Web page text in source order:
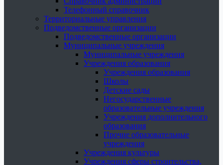
Телефонный справочник
Территориальные управления
Подведомственные организации
Подведомственные организации
Муниципальные учреждения
Муниципальные учреждения
Учреждения образования
Учреждения образования
Школы
Детские сады
Негосударственные
образовательные учреждения
Учреждения дополнительного
образования
Прочие образовательные
учреждения
Учреждения культуры
Учреждения сферы строительства,